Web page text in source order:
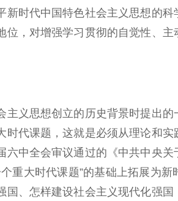
时代中国特色社会主义思想的
，对增强学习贯彻的自觉性、
思想创立的历史背景时提出的
代课题，这就是必须从理论和
中全会审议通过的《中共中央
重大时代课题”的基础上拓展为
、怎样建设社会主义现代化强